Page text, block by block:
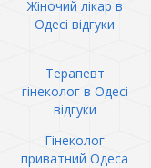
Жіночий лікар в
Одесі відгуки
Терапевт
гінеколог в Одесі
відгуки
Гінеколог
приватний Одеса